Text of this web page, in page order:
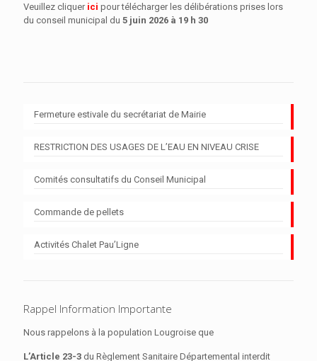
Veuillez cliquer ici pour télécharger les délibérations prises lors
du conseil municipal du 5 juin 2026 à 19 h 30
Fermeture estivale du secrétariat de Mairie
RESTRICTION DES USAGES DE L’EAU EN NIVEAU CRISE
Comités consultatifs du Conseil Municipal
Commande de pellets
Activités Chalet Pau’Ligne
Rappel Information Importante
Nous rappelons à la population Lougroise que
L’Article 23-3 du Règlement Sanitaire Départemental interdit